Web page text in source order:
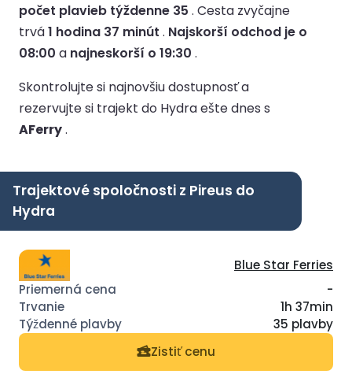
počet plavieb týždenne 35 . Cesta zvyčajne
trvá1 hodina 37 minút . Najskorší odchod je o
08:00 a najneskorší o 19:30 .
Skontrolujte si najnovšiu dostupnosť a
rezervujte si trajekt do Hydra ešte dnes s
AFerry.
Trajektové spoločnosti z Pireus do
Hydra
Blue Star Ferries
-
1h 37min
35 plavby
Zistiť cenu